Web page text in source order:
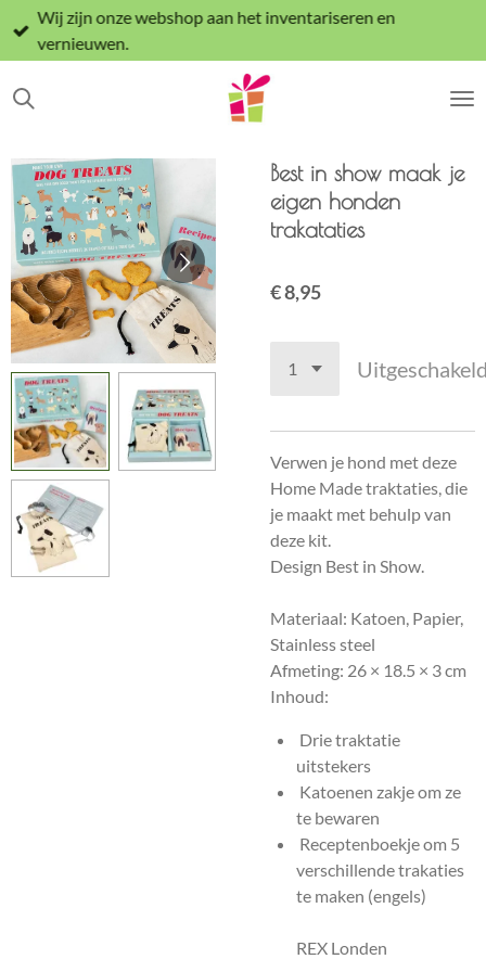
Ga
direct
de
Wij zijn onze webshop aan het inventariseren en
vernieuwen.
Best in show maak je
eigen honden
trakataties
€ 8,95
Verwen je hond met deze
Home Made traktaties, die
je maakt met behulp van
deze kit.
Design Best in Show.
Materiaal: Katoen, Papier,
Stainless steel
Afmeting: 26 × 18.5 × 3 cm
Inhoud:
Drie traktatie
uitstekers
Katoenen zakje om ze
te bewaren
Receptenboekje om 5
verschillende trakaties
te maken (engels)
REX Londen